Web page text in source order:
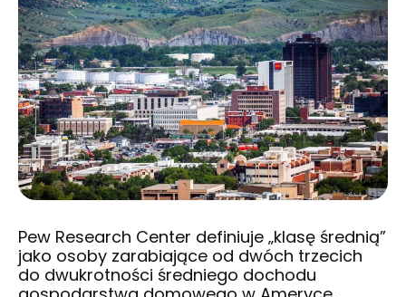
Pew Research Center definiuje „klasę średnią”
jako osoby zarabiające od dwóch trzecich
do dwukrotności średniego dochodu